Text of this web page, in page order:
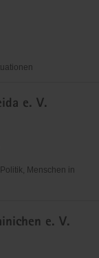
e. V.
Menschen in
e. V.